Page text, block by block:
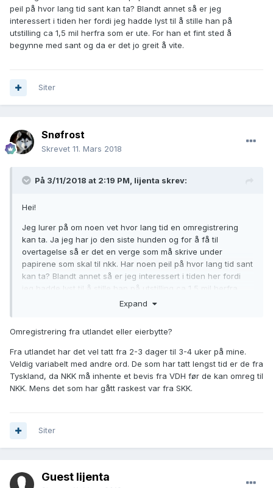
peil på hvor lang tid sant kan ta? Blandt annet så er jeg
interessert i tiden her fordi jeg hadde lyst til å stille han på
utstilling ca 1,5 mil herfra som er ute. For han et fint sted å
begynne med sant og da er det jo greit å vite.
Siter
Snøfrost
Skrevet 11. Mars 2018
På 3/11/2018 at 2:19 PM, lijenta skrev:
Hei!
Jeg lurer på om noen vet hvor lang tid en omregistrering
kan ta. Ja jeg har jo den siste hunden og for å få til
overtagelse så er det en verge som må skrive under
papirene som skal til nkk. Har noen peil på hvor lang tid sant
kan ta? Blandt annet så er jeg interessert i tiden her fordi
jeg hadde lyst til å stille han på utstilling ca 1,5 mil herfra
som er ute. For han et fint sted å begynne med sant og da
Expand
Omregistrering fra utlandet eller eierbytte?
Fra utlandet har det vel tatt fra 2-3 dager til 3-4 uker på mine.
Veldig variabelt med andre ord. De som har tatt lengst tid er de fra
Tyskland, da NKK må inhente et bevis fra VDH før de kan omreg til
NKK. Mens det som har gått raskest var fra SKK.
Siter
Guest lijenta